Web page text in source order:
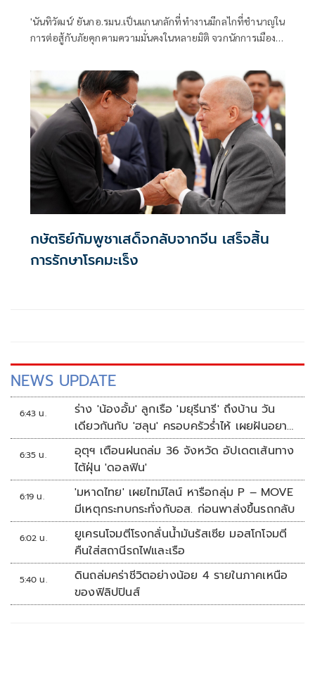
'นันทิวัฒน์' ยันกอ.​รมน.เป็นแกนกลักที่ทำงานมีกลไกที่ชำนาญใน
การต่อสู้กับภัยคุกคามความมั่นคงในหลายมิติ จวกนักการเมือง
อย่ายุบ​กอ.รมน.เด็ดขาด​ จะเปิดช่องให้โจรแบ่งแยกดิน
แดน3จว.ภาคใต้ได้เปรียบ
กษัตริย์กัมพูชาเสด็จกลับจากจีน เสร็จสิ้น
การรักษาโรคมะเร็ง
NEWS UPDATE
6:43 น.
ร่าง 'น้องอั้ม' ลูกเรือ 'มยุรีนารี' ถึงบ้าน วัน
เดียวกันกับ 'ฮลุน' ครอบครัวร่ำไห้ เผยฝันอยาก
เป็นทหารเรือ
6:35 น.
อุตุฯ เตือนฝนถล่ม 36 จังหวัด อัปเดตเส้นทาง
ไต้ฝุ่น 'ดอลฟิน'
6:19 น.
'มหาดไทย' เผยไทม์ไลน์ หารือกลุ่ม P – MOVE
มีเหตุกระทบกระทั่งกับอส. ก่อนพาส่งขึ้นรถกลับ
6:02 น.
ยูเครนโจมตีโรงกลั่นน้ำมันรัสเซีย มอสโกโจมตี
คืนใส่สถานีรถไฟและเรือ
5:40 น.
ดินถล่มคร่าชีวิตอย่างน้อย 4 รายในภาคเหนือ
ของฟิลิปปินส์